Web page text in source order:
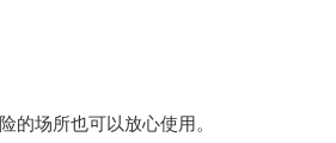
的场所也可以放心使用。